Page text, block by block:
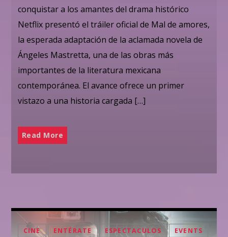
conquistar a los amantes del drama histórico
Netflix presentó el tráiler oficial de Mal de amores,
la esperada adaptación de la aclamada novela de
Ángeles Mastretta, una de las obras más
importantes de la literatura mexicana
contemporánea. El avance ofrece un primer
vistazo a una historia cargada […]
Read More
CINE ENTÉRATE ESPECTACULOS
EVENTS